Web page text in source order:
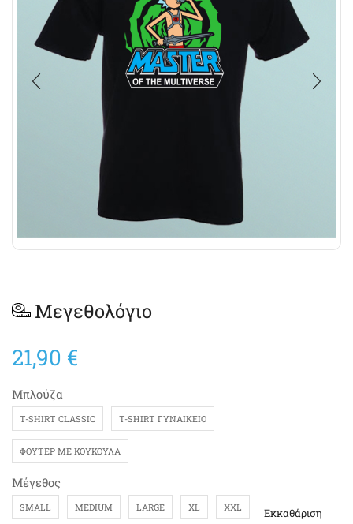
Μεγεθολόγιο
21,90 €
Μπλούζα
T-SHIRT CLASSIC T-SHIRT ΓΥΝΑΙΚΕΊΟ
ΦΟΎΤΕΡ ΜΕ ΚΟΥΚΟΎΛΑ
Μέγεθος
SMALL MEDIUM LARGE XL XXL Εκκαθάριση